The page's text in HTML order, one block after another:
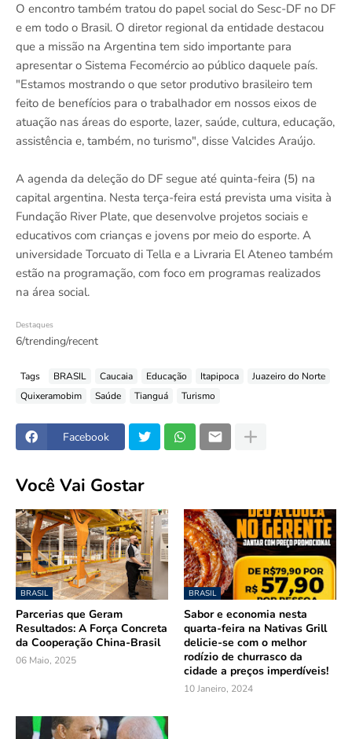
O encontro também tratou do papel social do Sesc-DF no DF
e em todo o Brasil. O diretor regional da entidade destacou
que a missão na Argentina tem sido importante para
apresentar o Sistema Fecomércio ao público daquele país.
"Estamos mostrando o que setor produtivo brasileiro tem
feito de benefícios para o trabalhador em nossos eixos de
atuação nas áreas do esporte, lazer, saúde, cultura, educação,
assistência e, também, no turismo", disse Valcides Araújo.
A agenda da deleção do DF segue até quinta-feira (5) na
capital argentina. Nesta terça-feira está prevista uma visita à
Fundação River Plate, que desenvolve projetos sociais e
educativos com crianças e jovens por meio do esporte. A
universidade Torcuato di Tella e a Livraria El Ateneo também
estão na programação, com foco em programas realizados
na área social.
Destaques
6/trending/recent
Tags BRASIL Caucaia Educação Itapipoca
Juazeiro do Norte
Quixeramobim
Saúde Tianguá Turismo
Facebook
Você Vai Gostar
BRASIL
Parcerias que Geram
Resultados: A Força Concreta
da Cooperação China-Brasil
06 Maio, 2025
BRASIL
Sabor e economia nesta
quarta-feira na Nativas Grill
delicie-se com o melhor
rodízio de churrasco da
cidade a preços imperdíveis!
10 Janeiro, 2024